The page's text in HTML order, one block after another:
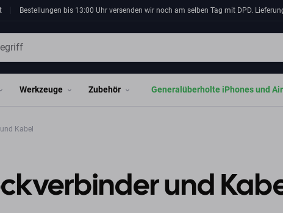
Bestellungen bis 13:00 Uhr versenden wir noch am selben Tag mit DPD.
Werkzeuge Zubehör Generalüberholte iPhones und
Kabel
und